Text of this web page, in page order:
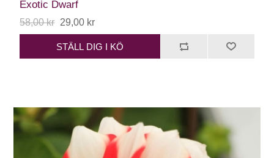
Exotic Dwarf
58,00 kr 29,00 kr
STÄLL DIG I KÖ